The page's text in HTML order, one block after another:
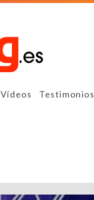
Vídeos Testimonios